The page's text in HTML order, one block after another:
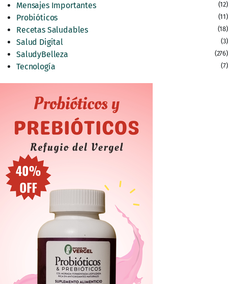
Mensajes Importantes (12)
Probióticos (11)
Recetas Saludables (18)
Salud Digital (3)
SaludyBelleza (276)
Tecnología (7)